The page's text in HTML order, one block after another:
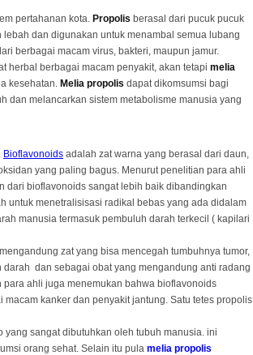
pertahanan kota. Propolis berasal dari pucuk pucuk
dan digunakan untuk menambal semua lubang
berbagai macam virus, bakteri, maupun jamur.
herbal berbagai macam penyakit, akan tetapi melia
kesehatan. Melia propolis dapat dikomsumsi bagi
dan melancarkan sistem metabolisme manusia yang
Bioflavonoids adalah zat warna yang berasal dari daun,
yang paling bagus. Menurut penelitian para ahli
dari bioflavonoids sangat lebih baik dibandingkan
untuk menetralisisasi radikal bebas yang ada didalam
manusia termasuk pembuluh darah terkecil ( kapilari
zat yang bisa mencegah tumbuhnya tumor,
dan sebagai obat yang mengandung anti radang
ahli juga menemukan bahwa bioflavonoids
kanker dan penyakit jantung. Satu tetes propolis
sangat dibutuhkan oleh tubuh manusia. ini
orang sehat. Selain itu pula melia propolis